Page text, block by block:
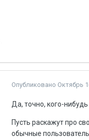
Опубликовано Октябрь
Да, точно, кого-
Пусть раскажут про
обычные